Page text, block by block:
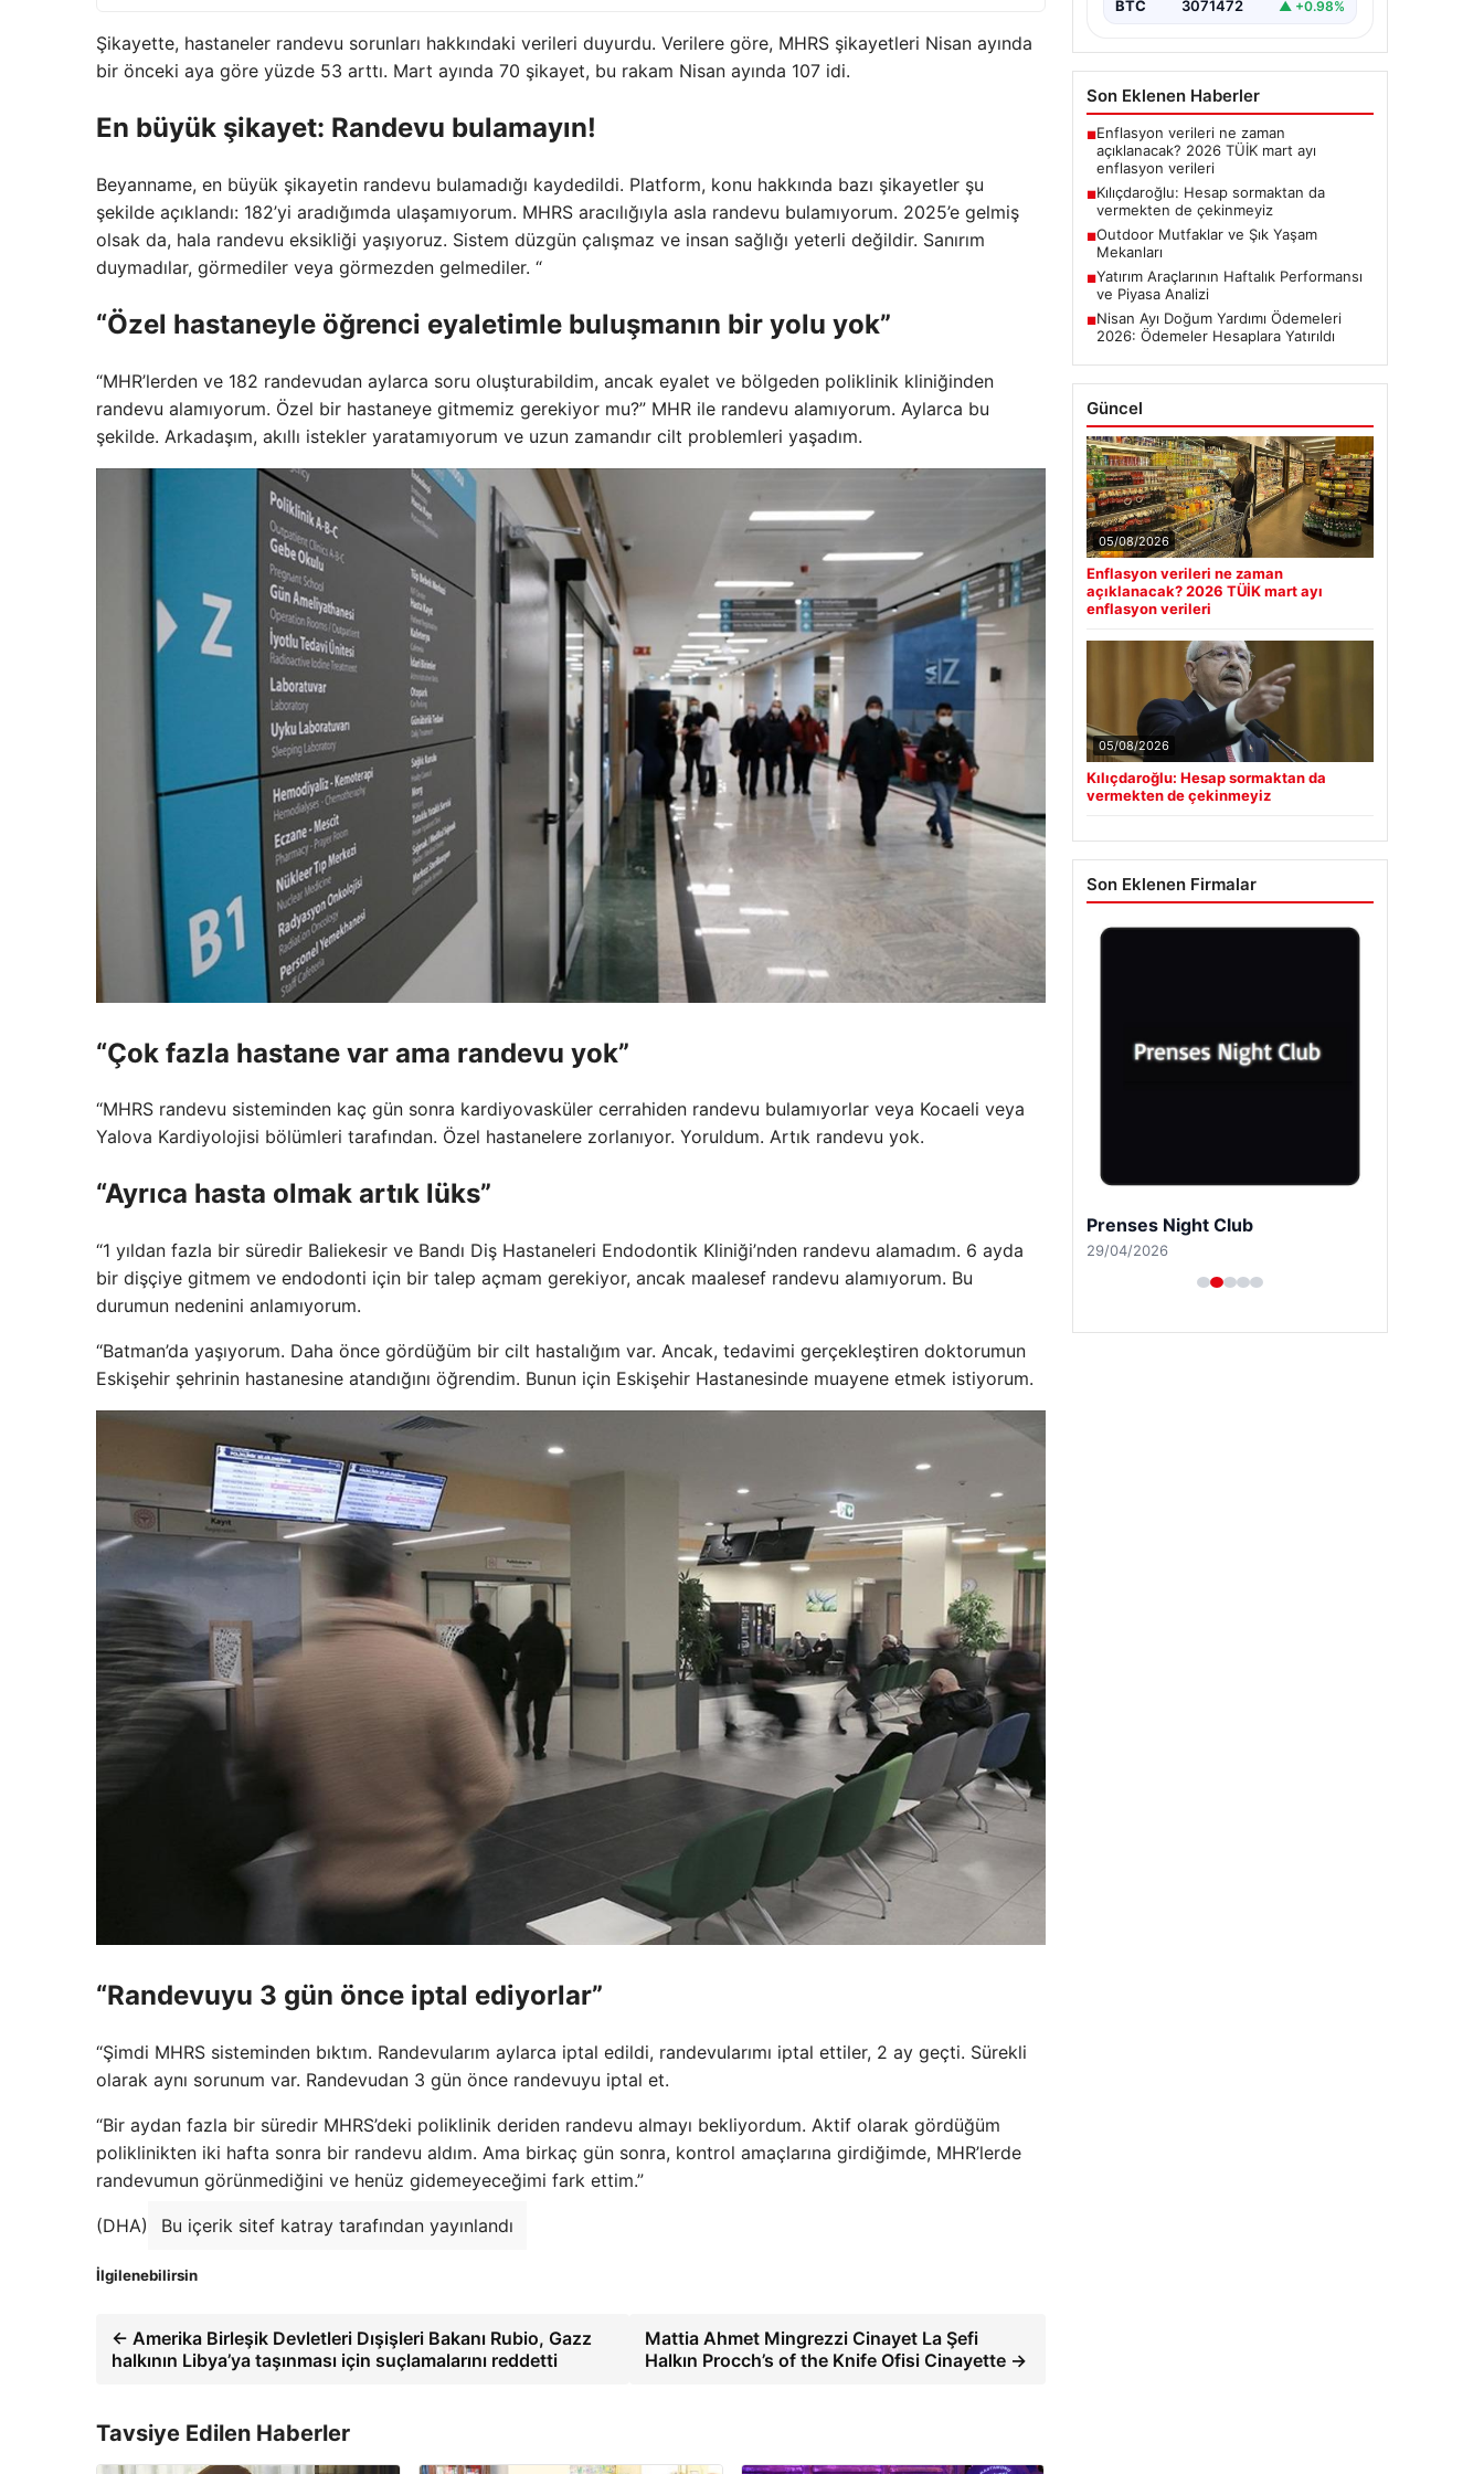
Şikayette, hastaneler randevu sorunları hakkındaki verileri duyurdu. Verilere göre, MHRS şikayetleri Nisan ayında
bir önceki aya göre yüzde 53 arttı. Mart ayında 70 şikayet, bu rakam Nisan ayında 107 idi.
En büyük şikayet: Randevu bulamayın!
Beyanname, en büyük şikayetin randevu bulamadığı kaydedildi. Platform, konu hakkında bazı şikayetler şu
şekilde açıklandı: 182’yi aradığımda ulaşamıyorum. MHRS aracılığıyla asla randevu bulamıyorum. 2025’e gelmiş
olsak da, hala randevu eksikliği yaşıyoruz. Sistem düzgün çalışmaz ve insan sağlığı yeterli değildir. Sanırım
duymadılar, görmediler veya görmezden gelmediler. “
“Özel hastaneyle öğrenci eyaletimle buluşmanın bir yolu yok”
“MHR’lerden ve 182 randevudan aylarca soru oluşturabildim, ancak eyalet ve bölgeden poliklinik kliniğinden
randevu alamıyorum. Özel bir hastaneye gitmemiz gerekiyor mu?” MHR ile randevu alamıyorum. Aylarca bu
şekilde. Arkadaşım, akıllı istekler yaratamıyorum ve uzun zamandır cilt problemleri yaşadım.
“Çok fazla hastane var ama randevu yok”
“MHRS randevu sisteminden kaç gün sonra kardiyovasküler cerrahiden randevu bulamıyorlar veya Kocaeli veya
Yalova Kardiyolojisi bölümleri tarafından. Özel hastanelere zorlanıyor. Yoruldum. Artık randevu yok.
“Ayrıca hasta olmak artık lüks”
“1 yıldan fazla bir süredir Baliekesir ve Bandı Diş Hastaneleri Endodontik Kliniği’nden randevu alamadım. 6 ayda
bir dişçiye gitmem ve endodonti için bir talep açmam gerekiyor, ancak maalesef randevu alamıyorum. Bu
durumun nedenini anlamıyorum.
“Batman’da yaşıyorum. Daha önce gördüğüm bir cilt hastalığım var. Ancak, tedavimi gerçekleştiren doktorumun
Eskişehir şehrinin hastanesine atandığını öğrendim. Bunun için Eskişehir Hastanesinde muayene etmek istiyorum.
“Randevuyu 3 gün önce iptal ediyorlar”
“Şimdi MHRS sisteminden bıktım. Randevularım aylarca iptal edildi, randevularımı iptal ettiler, 2 ay geçti. Sürekli
olarak aynı sorunum var. Randevudan 3 gün önce randevuyu iptal et.
“Bir aydan fazla bir süredir MHRS’deki poliklinik deriden randevu almayı bekliyordum. Aktif olarak gördüğüm
poliklinikten iki hafta sonra bir randevu aldım. Ama birkaç gün sonra, kontrol amaçlarına girdiğimde, MHR’lerde
randevumun görünmediğini ve henüz gidemeyeceğimi fark ettim.”
(DHA) Bu içerik sitef katray tarafından yayınlandı
İlgilenebilirsin
← Amerika Birleşik Devletleri Dışişleri Bakanı Rubio, Gazz
halkının Libya’ya taşınması için suçlamalarını reddetti
Mattia Ahmet Mingrezzi Cinayet La Şefi
Halkın Procch’s of the Knife Ofisi Cinayette →
Tavsiye Edilen Haberler
BTC 3071472 ▲ +0.98%
Son Eklenen Haberler
■Enflasyon verileri ne zaman
açıklanacak? 2026 TÜİK mart ayı
enflasyon verileri
■Kılıçdaroğlu: Hesap sormaktan da
vermekten de çekinmeyiz
■Outdoor Mutfaklar ve Şık Yaşam
Mekanları
■Yatırım Araçlarının Haftalık Performansı
ve Piyasa Analizi
■Nisan Ayı Doğum Yardımı Ödemeleri
2026: Ödemeler Hesaplara Yatırıldı
Güncel
05/08/2026
Enflasyon verileri ne zaman
açıklanacak? 2026 TÜİK mart ayı
enflasyon verileri
05/08/2026
Kılıçdaroğlu: Hesap sormaktan da
vermekten de çekinmeyiz
Son Eklenen Firmalar
Prenses Night Club
29/04/2026